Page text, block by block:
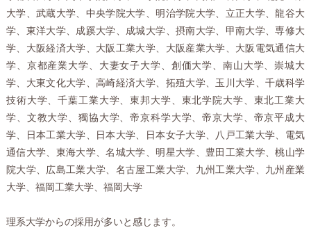
大学、武蔵大学、中央学院大学、明治学院大学、立正大学、龍谷大
学、東洋大学、成蹊大学、成城大学、摂南大学、甲南大学、専修大
学、大阪経済大学、大阪工業大学、大阪産業大学、大阪電気通信大
学、京都産業大学、大妻女子大学、創価大学、南山大学、崇城大
学、大東文化大学、高崎経済大学、拓殖大学、玉川大学、千歳科学
技術大学、千葉工業大学、東邦大学、東北学院大学、東北工業大
学、文教大学、獨協大学、帝京科学大学、帝京大学、帝京平成大
学、日本工業大学、日本大学、日本女子大学、八戸工業大学、電気
通信大学、東海大学、名城大学、明星大学、豊田工業大学、桃山学
院大学、広島工業大学、名古屋工業大学、九州工業大学、九州産業
大学、福岡工業大学、福岡大学
理系大学からの採用が多いと感じます。